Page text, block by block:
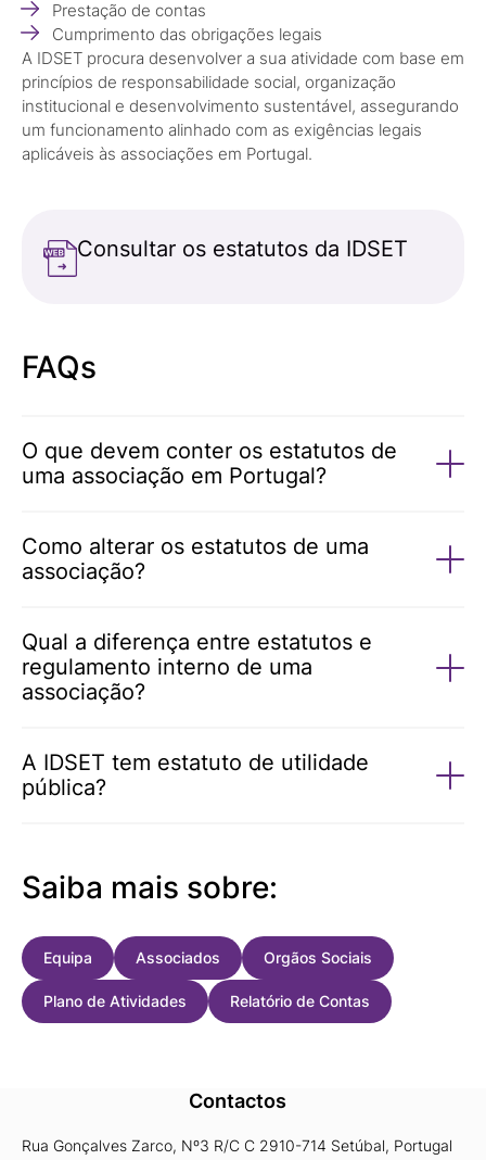
Prestação de contas
Cumprimento das obrigações legais
A IDSET procura desenvolver a sua atividade com base em
princípios de responsabilidade social, organização
institucional e desenvolvimento sustentável, assegurando
um funcionamento alinhado com as exigências legais
aplicáveis às associações em Portugal.
Consultar os estatutos da IDSET
FAQs
O que devem conter os estatutos de
uma associação em Portugal?
Como alterar os estatutos de uma
associação?
Qual a diferença entre estatutos e
regulamento interno de uma
associação?
A IDSET tem estatuto de utilidade
pública?
Saiba mais sobre:
Equipa Associados Orgãos Sociais
Plano de Atividades Relatório de Contas
Contactos
Rua Gonçalves Zarco, Nº3 R/C C 2910-714 Setúbal, Portugal